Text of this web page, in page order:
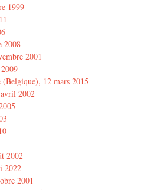
1999
2008
2001
12 mars 2015
2002
2002
2022
2001